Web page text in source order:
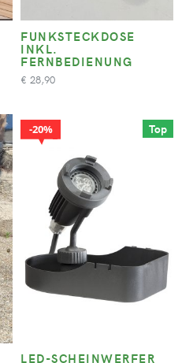
FUNKSTECKDOSE
INKL.
FERNBEDIENUNG
€ 28,90
Top
20%
LED-SCHEINWERFER